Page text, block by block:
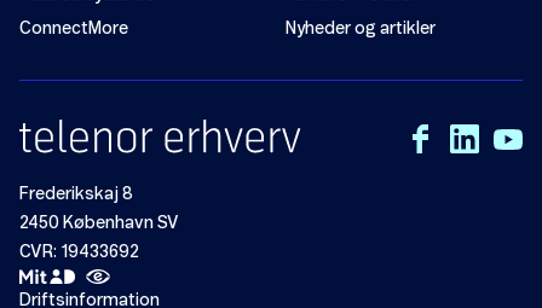
ConnectMore
Nyheder og artikler
Frederikskaj 8
2450 København SV
CVR: 19433692
Driftsinformation